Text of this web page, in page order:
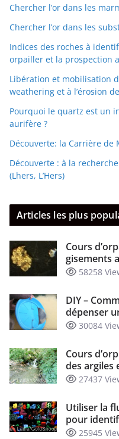
Chercher l’or dans les
Chercher l’or dans les
Indices des roches à
orpailler et la prospection
Libération et mobilisation
weathering et à l’érosion
Pourquoi le quartz est un
aurifère ?
Découverte: la Carrière de
Découverte : à la
(Lhers, L’Hers)
Articles les plus
Cours
gisements
58258
DIY –
dépenser
30084
Cours
des argiles
27437
Utiliser la
pour
25945